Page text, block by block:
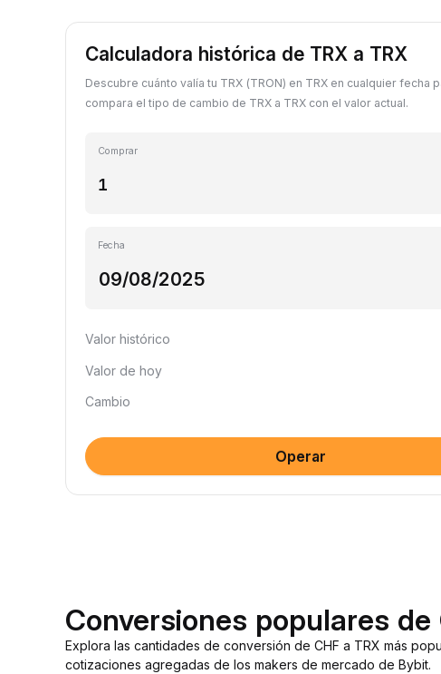
Calculadora histórica de TRX a TRX
Descubre cuánto valía tu TRX (TRON) en TRX en cualquier fecha
compara el tipo de cambio de TRX a TRX con el valor actual.
Comprar
Fecha
Valor histórico
Valor de hoy
Cambio
Operar
Conversiones populares de
Explora las cantidades de conversión de CHF a TRX más
cotizaciones agregadas de los makers de mercado de Bybit.